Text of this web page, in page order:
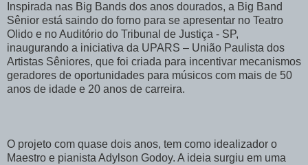
Inspirada nas Big Bands dos anos dourados, a Big Band
Sênior está saindo do forno para se apresentar no Teatro
Olido e no Auditório do Tribunal de Justiça - SP,
inaugurando a iniciativa da UPARS – União Paulista dos
Artistas Sêniores, que foi criada para incentivar mecanismos
geradores de oportunidades para músicos com mais de 50
anos de idade e 20 anos de carreira.
O projeto com quase dois anos, tem como idealizador o
Maestro e pianista Adylson Godoy. A ideia surgiu em uma